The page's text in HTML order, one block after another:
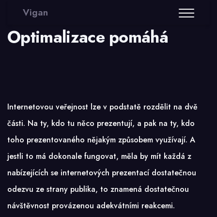
Vigan
Optimalizace pomáhá
Internetovou veřejnost lze v podstatě rozdělit na dvě
části. Na ty, kdo tu něco prezentují, a pak na ty, kdo
toho prezentovaného nějakým způsobem využívají. A
jestli to má dokonale fungovat, měla by mít každá z
nabízejících se internetových prezentací dostatečnou
odezvu ze strany publika, to znamená dostatečnou
návštěvnost provázenou adekvátními reakcemi.